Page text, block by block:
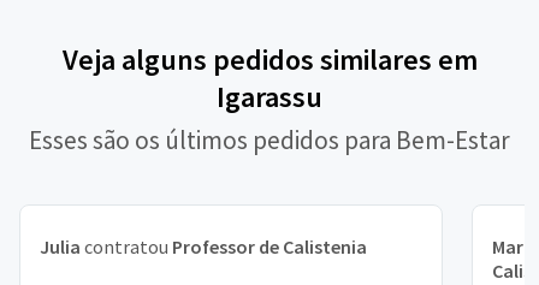
Veja alguns pedidos similares em
Igarassu
Esses são os últimos pedidos para Bem-Estar
Julia contratou Professor de Calistenia